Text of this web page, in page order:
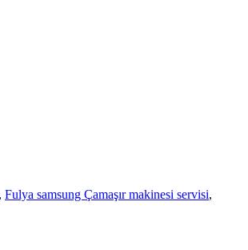
, Fulya samsung Çamaşır makinesi servisi,